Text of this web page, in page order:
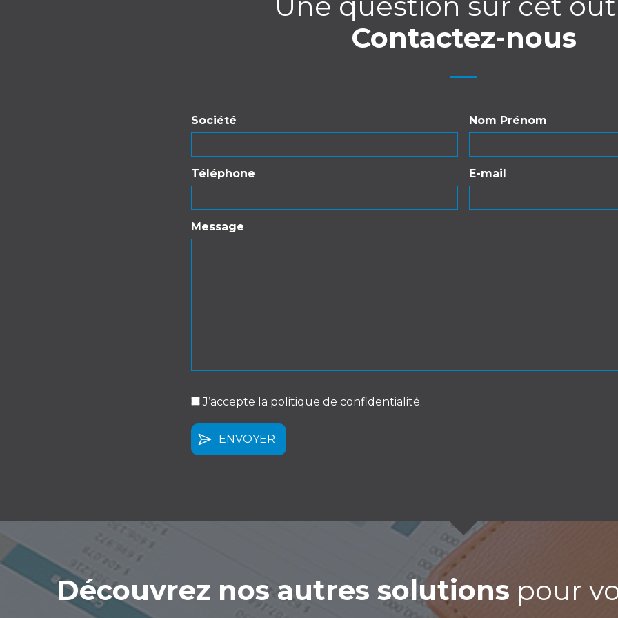
Contactez-nous
Société Nom Prénom
Téléphone E-mail
Message
(Nécessaire)
J’accepte la politique de confidentialité.
Découvrez nos autres solutions pour